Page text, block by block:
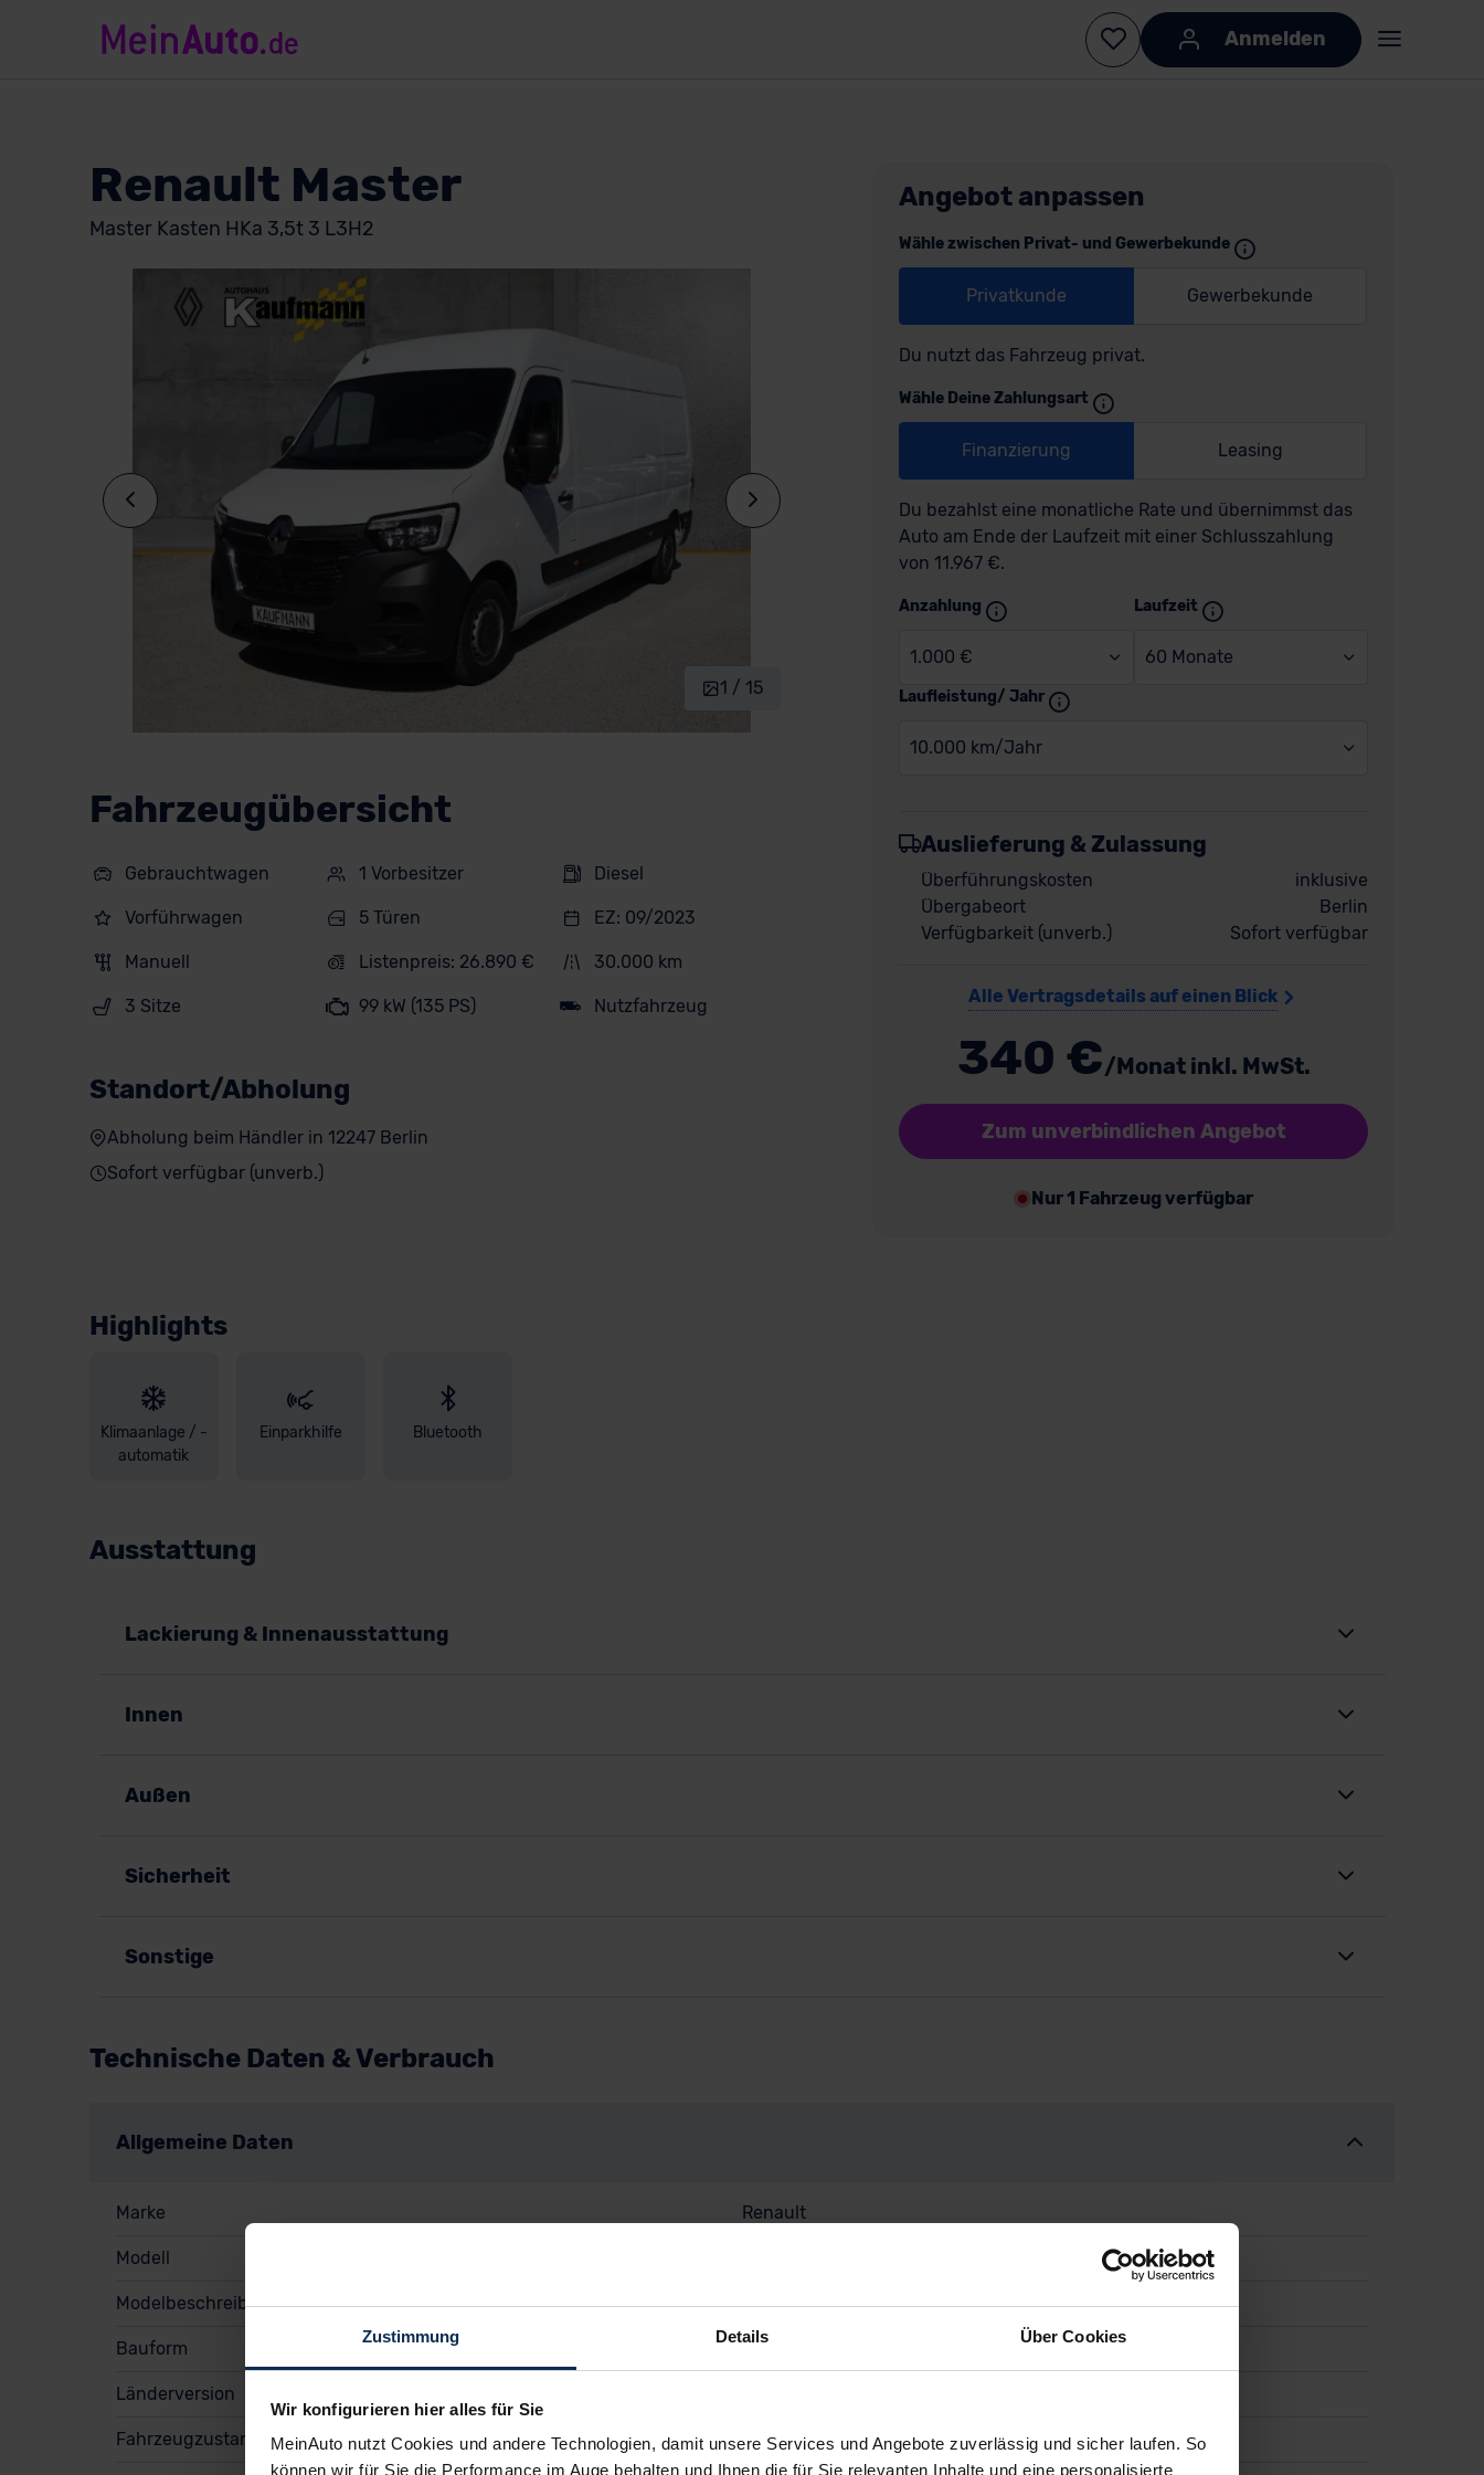
Zustimmung Details Über Cookies
Wir konfigurieren hier alles für Sie
MeinAuto nutzt Cookies und andere Technologien, damit unsere Services und Angebote zuverlässig und sicher laufen. So
können wir für Sie die Performance im Auge behalten und Ihnen die für Sie relevanten Inhalte und eine personalisierte
Anmelden
Renault Master
Master Kasten HKa 3,5t 3 L3H2
1 / 15
Fahrzeugübersicht
Gebrauchtwagen 1 Vorbesitzer Diesel
Vorführwagen 5 Türen EZ: 09/2023
Manuell Listenpreis: 26.890 € 30.000 km
3 Sitze 99 kW (135 PS) Nutzfahrzeug
Standort/Abholung
Abholung beim Händler in 12247 Berlin
Sofort verfügbar (unverb.)
Angebot anpassen
Wähle zwischen Privat- und Gewerbekunde
Privatkunde Gewerbekunde
Du nutzt das Fahrzeug privat.
Wähle Deine Zahlungsart
Finanzierung Leasing
Du bezahlst eine monatliche Rate und übernimmst das
Auto am Ende der Laufzeit mit einer Schlusszahlung
von 11.967 €.
Anzahlung
1.000 €
Laufzeit
60 Monate
Laufleistung/ Jahr
10.000 km/Jahr
Auslieferung & Zulassung
Überführungskosten
inklusive
Übergabeort
Berlin
Verfügbarkeit (unverb.)
Sofort verfügbar
Alle Vertragsdetails auf einen Blick
340 €/Monat inkl. MwSt.
Zum unverbindlichen Angebot
Nur 1 Fahrzeug verfügbar
Highlights
Klimaanlage / -
automatik
Einparkhilfe Bluetooth
Ausstattung
Lackierung & Innenausstattung
Innen
Außen
Sicherheit
Sonstige
Technische Daten & Verbrauch
Allgemeine Daten
Marke Renault
Modell
Modelbeschreibung Master Kasten HKa 3,5t 3 L3H2
Bauform Nutzfahrzeug
Länderversion
Fahrzeugzustand Gebrauchtwagen